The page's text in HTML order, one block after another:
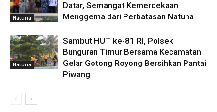
Natuna
Datar, Semangat Kemerdekaan
Menggema dari Perbatasan Natuna
Natuna
Sambut HUT ke-81 RI, Polsek
Bunguran Timur Bersama Kecamatan
Gelar Gotong Royong Bersihkan Pantai
Piwang